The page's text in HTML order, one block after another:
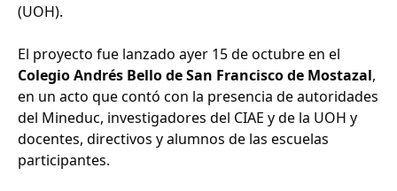
(UOH).
El proyecto fue lanzado ayer 15 de octubre en el
Colegio Andrés Bello de San Francisco de Mostazal,
en un acto que contó con la presencia de autoridades
del Mineduc, investigadores del CIAE y de la UOH y
docentes, directivos y alumnos de las escuelas
participantes.